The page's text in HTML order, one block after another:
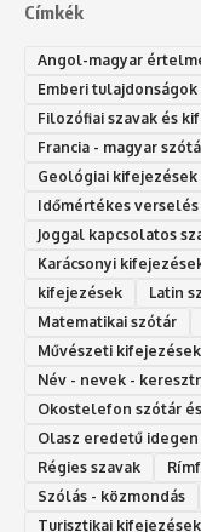
Címkék
Angol-magyar
Emberi tulajdonságok
Filozófiai szavak és
Francia - magyar
Geológiai kifejezések
Időmértékes verselés
Joggal kapcsolatos
Karácsonyi
kifejezések
Latin
Matematikai szótár
Művészeti kifejezések
Név - nevek -
Okostelefon szótár
Olasz eredetű idegen
Régies szavak
Szólás - közmondás
Turisztikai kifejezések